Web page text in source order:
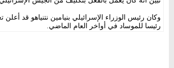
وكان رئيس الوزراء الإسرائيلي بنيامين نتنياهو قد
رئيسا للموساد في أواخر العام الماضي.